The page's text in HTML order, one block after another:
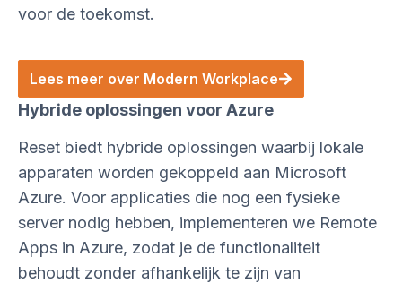
voor de toekomst.
Lees meer over Modern Workplace
Hybride oplossingen voor Azure
Reset biedt hybride oplossingen waarbij lokale
apparaten worden gekoppeld aan Microsoft
Azure. Voor applicaties die nog een fysieke
server nodig hebben, implementeren we Remote
Apps in Azure, zodat je de functionaliteit
behoudt zonder afhankelijk te zijn van